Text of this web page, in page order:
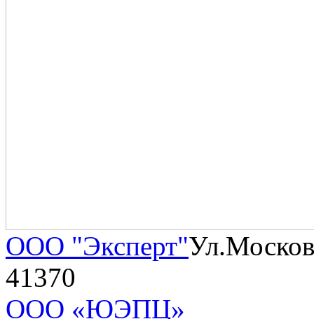
ООО "Эксперт"
41370
ООО «ЮЭПЦ»